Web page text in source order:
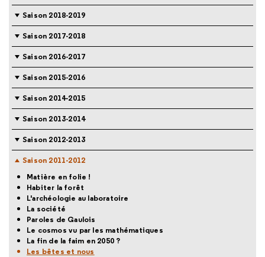
Saison 2018-2019
Saison 2017-2018
Saison 2016-2017
Saison 2015-2016
Saison 2014-2015
Saison 2013-2014
Saison 2012-2013
Saison 2011-2012
Matière en folie !
Habiter la forêt
L'archéologie au laboratoire
La société
Paroles de Gaulois
Le cosmos vu par les mathématiques
La fin de la faim en 2050 ?
Les bêtes et nous